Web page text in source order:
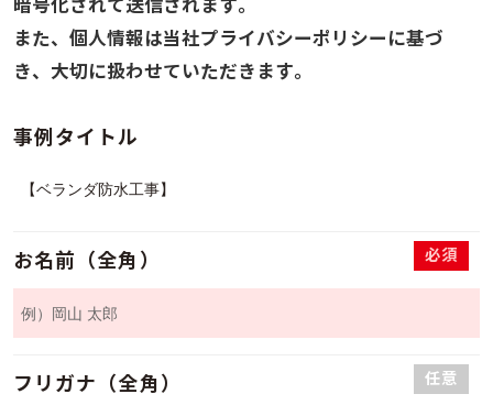
暗号化されて送信されます。
また、個人情報は当社プライバシーポリシーに基づ
き、大切に扱わせていただきます。
事例タイトル
お名前（全角） 必須
フリガナ（全角） 任意